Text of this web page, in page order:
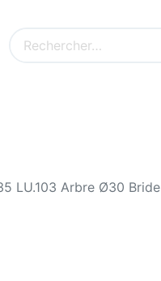
LU.103 Arbre Ø30 Bride